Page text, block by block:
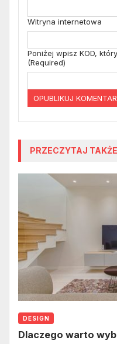
Witryna internetowa
Poniżej wpisz KOD,
(Required)
PRZECZYTAJ TAKŻE
DESIGN
Dlaczego warto